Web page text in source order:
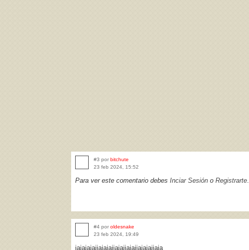
#3 por bitchute
23 feb 2024, 15:52
Para ver este comentario debes Inciar Sesión o Registrarte.
#4 por oldesnake
23 feb 2024, 19:49
jajajajajjajajajjajajjajajjajajajjaja